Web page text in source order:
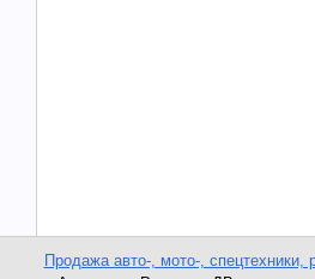
Продажа авто-, мото-, спецтехники,